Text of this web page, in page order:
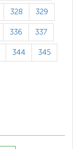
328 329
336 337
344 345